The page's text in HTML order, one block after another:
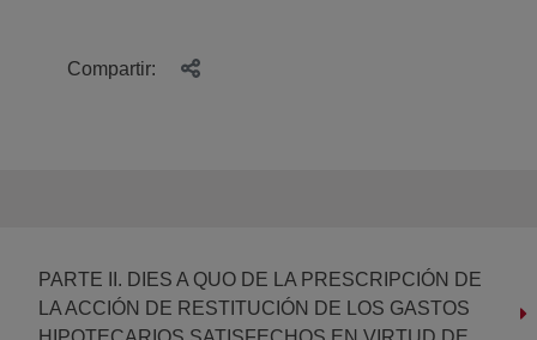
Compartir:
PARTE II. DIES A QUO DE LA PRESCRIPCIÓN DE
LA ACCIÓN DE RESTITUCIÓN DE LOS GASTOS